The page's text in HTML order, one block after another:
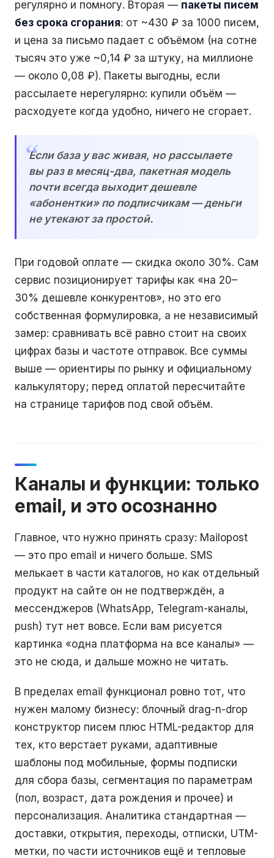
регулярно и помногу. Вторая — пакеты писем
без срока сгорания: от ~430 ₽ за 1000 писем,
и цена за письмо падает с объёмом (на сотне
тысяч это уже ~0,14 ₽ за штуку, на миллионе
— около 0,08 ₽). Пакеты выгодны, если
рассылаете нерегулярно: купили объём —
расходуете когда удобно, ничего не сгорает.
Если база у вас живая, но рассылаете
вы раз в месяц-два, пакетная модель
почти всегда выходит дешевле
«абонентки» по подписчикам — деньги
не утекают за простой.
При годовой оплате — скидка около 30%. Сам
сервис позиционирует тарифы как «на 20–
30% дешевле конкурентов», но это его
собственная формулировка, а не независимый
замер: сравнивать всё равно стоит на своих
цифрах базы и частоте отправок. Все суммы
выше — ориентиры по рынку и официальному
калькулятору; перед оплатой пересчитайте
на странице тарифов под свой объём.
Каналы и функции: только
email, и это осознанно
Главное, что нужно принять сразу: Mailopost
— это про email и ничего больше. SMS
мелькает в части каталогов, но как отдельный
продукт на сайте он не подтверждён, а
мессенджеров (WhatsApp, Telegram-каналы,
push) тут нет вовсе. Если вам рисуется
картинка «одна платформа на все каналы» —
это не сюда, и дальше можно не читать.
В пределах email функционал ровно тот, что
нужен малому бизнесу: блочный drag-n-drop
конструктор писем плюс HTML-редактор для
тех, кто верстает руками, адаптивные
шаблоны под мобильные, формы подписки
для сбора базы, сегментация по параметрам
(пол, возраст, дата рождения и прочее) и
персонализация. Аналитика стандартная —
доставки, открытия, переходы, отписки, UTM-
метки, по части источников ещё и тепловые